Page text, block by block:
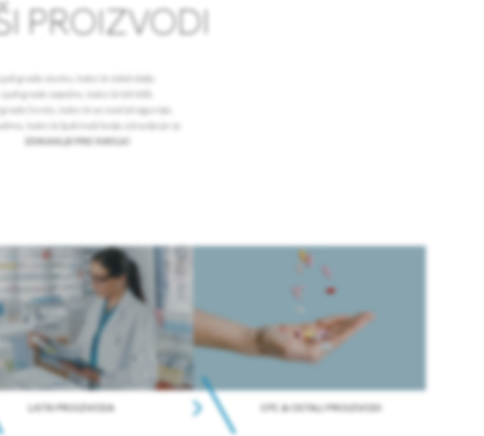
PROIZVODI
Ljudi grade visoko, kako bi videli dalje.
Ljudi grade zajedno, kako bi bili bliži.
grade čvrsto, kako bi se osećali sigurnije.
kako bi ljudi imali bolje zdravlje jer je
ZDRAVLJE PRE SVEGA!
LISTA PROIZVODA OTC & OSTALI PROIZVODI